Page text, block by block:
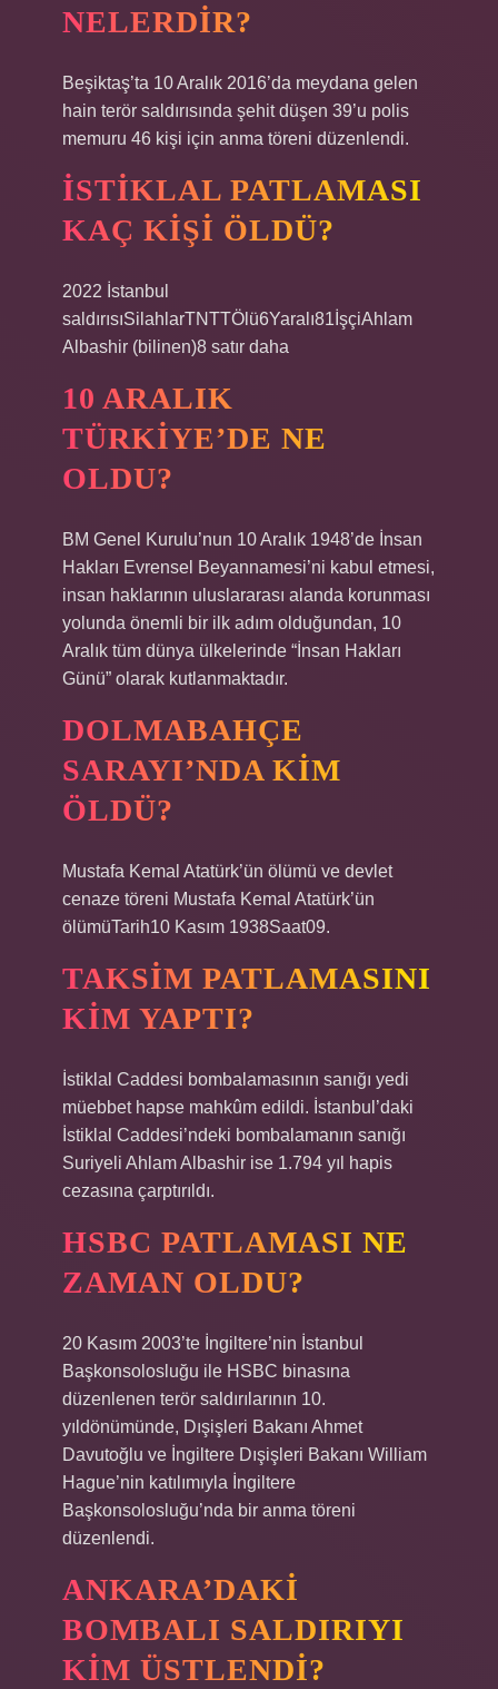
NELERDIR?
Beşiktaş’ta 10 Aralık 2016’da meydana gelen
hain terör saldırısında şehit düşen 39’u polis
memuru 46 kişi için anma töreni düzenlendi.
İSTIKLAL PATLAMASI
KAÇ KIŞI ÖLDÜ?
2022 İstanbul
saldırısıSilahlarTNTTÖlü6Yaralı81İşçiAhlam
Albashir (bilinen)8 satır daha
10 ARALIK
TÜRKIYE’DE NE
OLDU?
BM Genel Kurulu’nun 10 Aralık 1948’de İnsan
Hakları Evrensel Beyannamesi’ni kabul etmesi,
insan haklarının uluslararası alanda korunması
yolunda önemli bir ilk adım olduğundan, 10
Aralık tüm dünya ülkelerinde “İnsan Hakları
Günü” olarak kutlanmaktadır.
DOLMABAHÇE
SARAYI’NDA KIM
ÖLDÜ?
Mustafa Kemal Atatürk’ün ölümü ve devlet
cenaze töreni Mustafa Kemal Atatürk’ün
ölümüTarih10 Kasım 1938Saat09.
TAKSIM PATLAMASINI
KIM YAPTI?
İstiklal Caddesi bombalamasının sanığı yedi
müebbet hapse mahkûm edildi. İstanbul’daki
İstiklal Caddesi’ndeki bombalamanın sanığı
Suriyeli Ahlam Albashir ise 1.794 yıl hapis
cezasına çarptırıldı.
HSBC PATLAMASI NE
ZAMAN OLDU?
20 Kasım 2003’te İngiltere’nin İstanbul
Başkonsolosluğu ile HSBC binasına
düzenlenen terör saldırılarının 10.
yıldönümünde, Dışişleri Bakanı Ahmet
Davutoğlu ve İngiltere Dışişleri Bakanı William
Hague’nin katılımıyla İngiltere
Başkonsolosluğu’nda bir anma töreni
düzenlendi.
ANKARA’DAKI
BOMBALI SALDIRIYI
KIM ÜSTLENDI?